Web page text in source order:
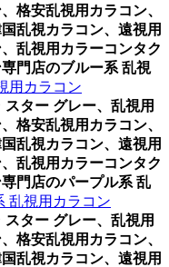
格安乱視用カラコン、
乱視カラコン、遠視用
乱視用カラーコンタク
門店のブルー系 乱視
用カラコン
スター グレー、乱視用
格安乱視用カラコン、
乱視カラコン、遠視用
乱視用カラーコンタク
門店のパープル系 乱
乱視用カラコン
スター グレー、乱視用
格安乱視用カラコン、
乱視カラコン、遠視用